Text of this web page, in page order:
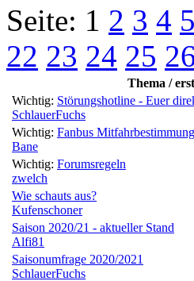
Seite: 1 2 3 4 5
22 23 24 25
Thema /
Wichtig: Störungshotline - Euer
SchlauerFuchs
Wichtig: Fanbus
Bane
Wichtig: Forumsregeln
zwelch
Wie schauts aus?
Kufenschoner
Saison 2020/21 - aktueller Stand
Alfi81
Saisonumfrage 2020/2021
SchlauerFuchs